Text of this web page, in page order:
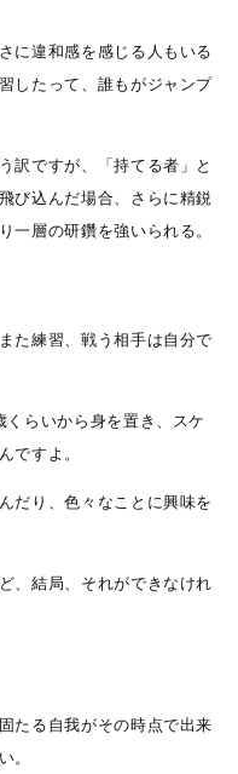
に違和感を感じる人もいる
したって、誰もがジャンプ
訳ですが、「持てる者」と
び込んだ場合、さらに精鋭
一層の研鑽を強いられる。
た練習、戦う相手は自分で
らいから身を置き、スケ
ですよ。
だり、色々なことに興味を
、結局、それができなけれ
たる自我がその時点で出来
。